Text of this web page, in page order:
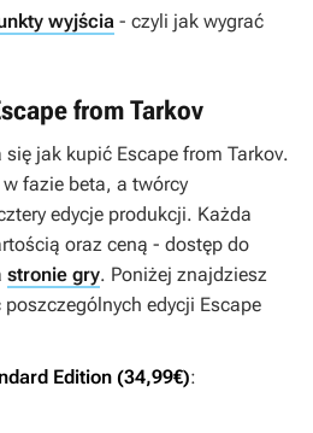
wyjścia - czyli jak wygrać
from Tarkov
się jak kupić Escape from Tarkov.
fazie beta, a twórcy
edycje produkcji. Każda
oraz ceną - dostęp do
stronie gry. Poniżej znajdziesz
edycji Escape
Edition (34,99€):